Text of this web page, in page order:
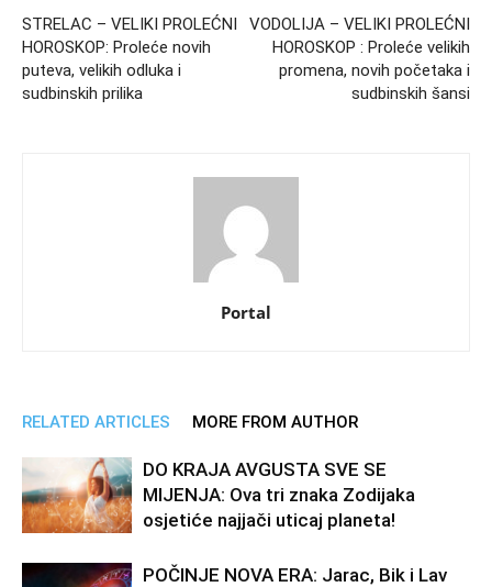
STRELAC – VELIKI PROLEĆNI
HOROSKOP: Proleće novih
puteva, velikih odluka i
sudbinskih prilika
VODOLIJA – VELIKI PROLEĆNI
HOROSKOP : Proleće velikih
promena, novih početaka i
sudbinskih šansi
Portal
RELATED ARTICLES MORE FROM AUTHOR
DO KRAJA AVGUSTA SVE SE
MIJENJA: Ova tri znaka Zodijaka
osjetiće najjači uticaj planeta!
POČINJE NOVA ERA: Jarac, Bik i Lav